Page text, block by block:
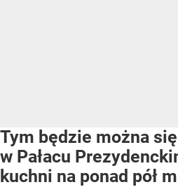
Tym będzie można
w Pałacu
kuchni na ponad pół